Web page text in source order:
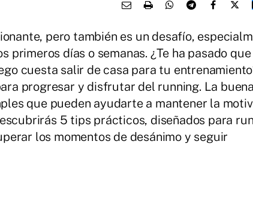
pero también es un desafío,
primeros días o semanas. ¿Te ha pasado
cuesta salir de casa para tu
progresar y disfrutar del running. La buena
que pueden ayudarte a mantener la
5 tips prácticos, diseñados para
los momentos de desánimo y seguir